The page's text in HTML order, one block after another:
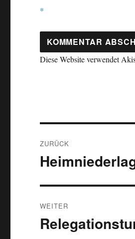
*
Diese Website verwendet
ZURÜCK
Vorheriger
WEITER
Nächster